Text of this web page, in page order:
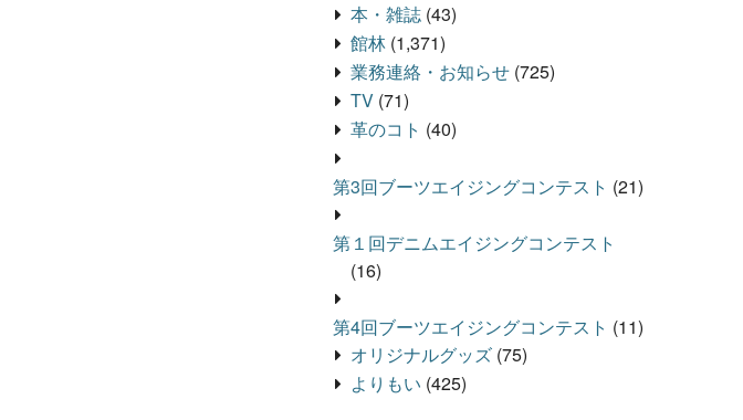
本・雑誌 (43)
館林 (1,371)
業務連絡・お知らせ (725)
TV (71)
革のコト (40)
第3回ブーツエイジングコンテスト (21)
第１回デニムエイジングコンテスト
(16)
第4回ブーツエイジングコンテスト (11)
オリジナルグッズ (75)
よりもい (425)